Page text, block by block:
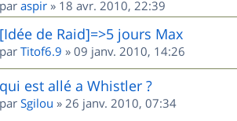
par aspir » 18 avr. 2010, 22:39
[Idée de Raid]=>5 jours Max
par Titof6.9 » 09 janv. 2010, 14:26
qui est allé a Whistler ?
par Sgilou » 26 janv. 2010, 07:34